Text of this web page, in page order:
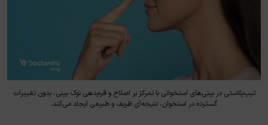
تیپ‌پلاستی در بینی‌های استخوانی با تمرکز بر اصلاح و فرم‌دهی نوک بینی، بدون تغییرات
گسترده در استخوان، نتیجه‌ای ظریف و طبیعی ایجاد می‌کند.